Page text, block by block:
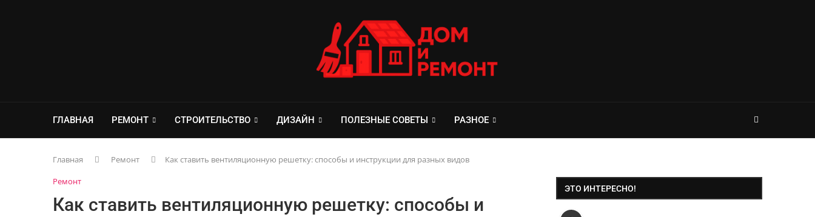
ГЛАВНАЯ РЕМОНТ СТРОИТЕЛЬСТВО ДИЗАЙН ПОЛЕЗНЫЕ СОВЕТЫ РАЗНОЕ
Главная Ремонт
Как ставить вентиляционную решетку: способы и инструкции для разных видов
Ремонт
Как ставить вентиляционную решетку: способы и
ЭТО ИНТЕРЕСНО!